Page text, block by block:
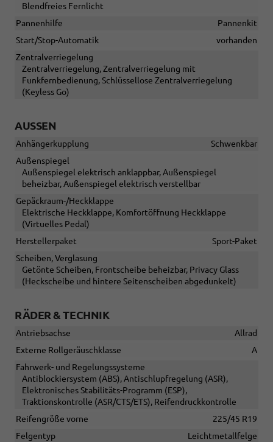
Blendfreies Fernlicht
Pannenhilfe
Pannenkit
Start/Stop-Automatik
vorhanden
Zentralverriegelung
Zentralverriegelung, Zentralverriegelung mit
Funkfernbedienung, Schlüssellose Zentralverriegelung
(Keyless Go)
AUSSEN
Anhängerkupplung
Schwenkbar
Außenspiegel
Außenspiegel elektrisch anklappbar, Außenspiegel
beheizbar, Außenspiegel elektrisch verstellbar
Gepäckraum-/Heckklappe
Elektrische Heckklappe, Komfortöffnung Heckklappe
(Virtuelles Pedal)
Herstellerpaket
Sport-Paket
Scheiben, Verglasung
Getönte Scheiben, Frontscheibe beheizbar, Privacy Glass
(Heckscheibe und hintere Seitenscheiben abgedunkelt)
RÄDER & TECHNIK
Antriebsachse
Allrad
Externe Rollgeräuschklasse
A
Fahrwerk- und Regelungssysteme
Antiblockiersystem (ABS), Antischlupfregelung (ASR),
Elektronisches Stabilitäts-Programm (ESP),
Traktionskontrolle (ASR/CTS/ETS), Reifendruckkontrolle
Reifengröße vorne
225/45 R19
Felgentyp
Leichtmetallfelge